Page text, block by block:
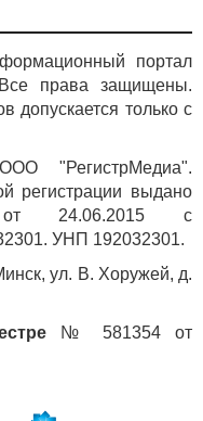
портал
права защищены.
допускается только с
"РегистрМедиа".
регистрации выдано
от 24.06.2015 с
УНП 192032301.
ул. В. Хоружей, д.
№ 581354 от